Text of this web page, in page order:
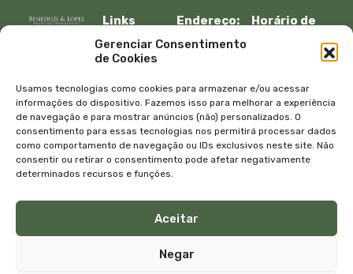
Gerenciar Consentimento
de Cookies
Usamos tecnologias como cookies para armazenar e/ou acessar
informações do dispositivo. Fazemos isso para melhorar a experiência
de navegação e para mostrar anúncios (não) personalizados. O
consentimento para essas tecnologias nos permitirá processar dados
como comportamento de navegação ou IDs exclusivos neste site. Não
consentir ou retirar o consentimento pode afetar negativamente
determinados recursos e funções.
Aceitar
Negar
Links
Início
Empresa
Equipe
Blog
Contato
Política de
privacidade
Endereço:
Muller, 917 –
CEP 88301-
401
Telefone:
+55 47
3045-4070
99615-9333
Horário de
13:30 – 18:00
Sábado e
domingo
com
agendamento